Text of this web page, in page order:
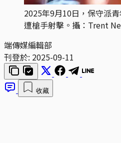
2025年9月10日，保守派
遭槍手射擊。攝：Trent
端傳媒編輯部
刊登於: 2025-09-11
收藏